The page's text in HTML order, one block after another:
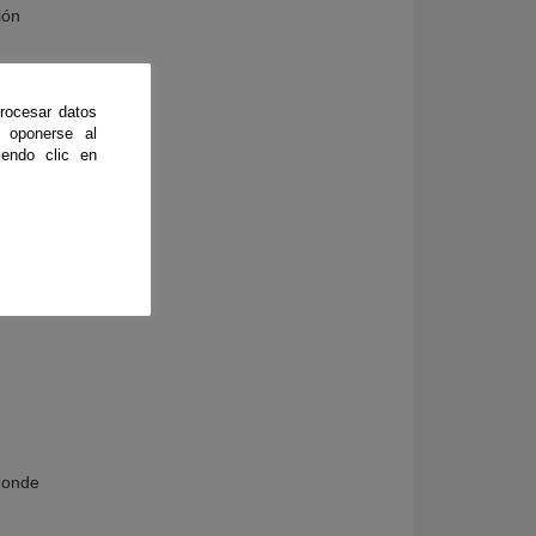
datos
al
clic en